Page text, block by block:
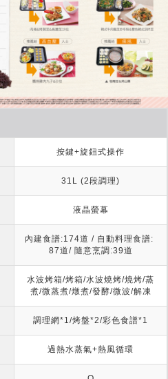
按鍵+旋鈕式操作
31L (2段調理)
液晶螢幕
內建食譜:174道 / 自動料理食譜:
87道/ 隨意烹調:39道
水波烤箱/烤箱/水波燒烤/燒烤/蒸
煮/微蒸煮/燉煮/發酵/微波/解凍
調理網*1/烤盤*2/彩色食譜*1
過熱水蒸氣+熱風循環